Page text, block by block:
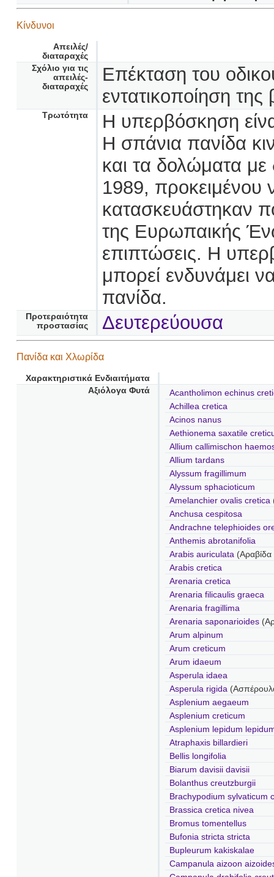
Κίνδυνοι
Απειλές/
διαταραχές
Σχόλιο για τις
απειλές-
διαταραχές
Επέκταση του
εντατικοποίηση
Τρωτότητα
Η υπερβόσκηση
Η σπάνια πανίδα
και τα δολώματα
1989, προκειμένου
κατασκευάστηκαν
της Ευρωπαικής
επιπτώσεις. Η
μπορεί ενδυνάμει
πανίδα.
Προτεραιότητα
προστασίας
Δευτερεύουσα
Πανίδα και Χλωρίδα
Χαρακτηριστικά Ενδιαιτήματα
Αξιόλογα Φυτά
Acantholimon echinus
Achillea cretica
Acinos nanus
Aethionema saxatile
Allium callimischon
Allium tardans
Alyssum fragillimum
Alyssum sphacioticum
Amelanchier ovalis cretica
Anchusa cespitosa
Andrachne telephioides
Anthemis abrotanifolia
Arabis auriculata
Arabis cretica
Arenaria cretica
Arenaria filicaulis graeca
Arenaria fragillima
Arenaria saponarioides
Arum alpinum
Arum creticum
Arum idaeum
Asperula idaea
Asperula rigida
Asplenium aegaeum
Asplenium creticum
Asplenium lepidum
Atraphaxis billardieri
Bellis longifolia
Biarum davisii davisii
Bolanthus creutzburgii
Brachypodium sylvaticum
Brassica cretica nivea
Bromus tomentellus
Bufonia stricta stricta
Bupleurum kakiskalae
Campanula aizoon